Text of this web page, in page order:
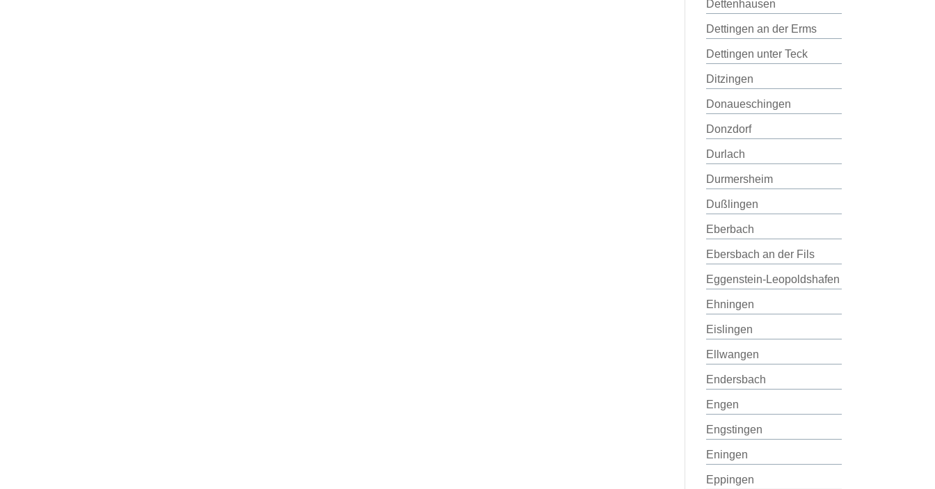
Dettenhausen
Dettingen an der Erms
Dettingen unter Teck
Ditzingen
Donaueschingen
Donzdorf
Durlach
Durmersheim
Dußlingen
Eberbach
Ebersbach an der Fils
Eggenstein-Leopoldshafen
Ehningen
Eislingen
Ellwangen
Endersbach
Engen
Engstingen
Eningen
Eppingen